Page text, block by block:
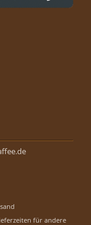
für andere